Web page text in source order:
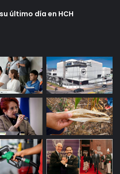
último día en HCH